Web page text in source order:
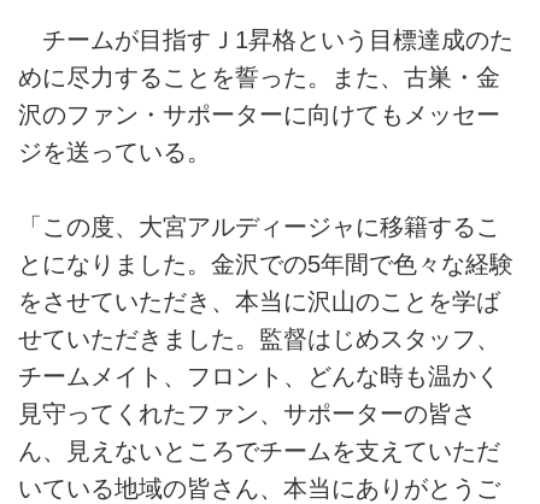
チームが目指すＪ1昇格という目標達成のた
めに尽力することを誓った。また、古巣・金
沢のファン・サポーターに向けてもメッセー
ジを送っている。
「この度、大宮アルディージャに移籍するこ
とになりました。金沢での5年間で色々な経験
をさせていただき、本当に沢山のことを学ば
せていただきました。監督はじめスタッフ、
チームメイト、フロント、どんな時も温かく
見守ってくれたファン、サポーターの皆さ
ん、見えないところでチームを支えていただ
いている地域の皆さん、本当にありがとうご